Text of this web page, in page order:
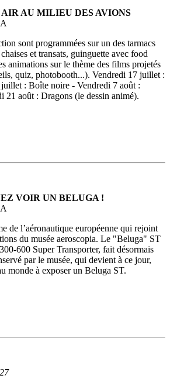
AU MILIEU DES AVIONS
sont programmées sur un des tarmacs
et transats, guinguette avec food
animations sur le thème des films projetés
quiz, photobooth...). Vendredi 17 juillet :
: Boîte noire - Vendredi 7 août :
21 août : Dragons (le dessin animé).
VOIR UN BELUGA !
de l’aéronautique européenne qui rejoint
du musée aeroscopia. Le "Beluga" ST
600 Super Transporter, fait désormais
par le musée, qui devient à ce jour,
monde à exposer un Beluga ST.